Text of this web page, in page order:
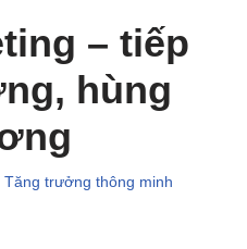
– tiếp
hùng
trưởng thông minh